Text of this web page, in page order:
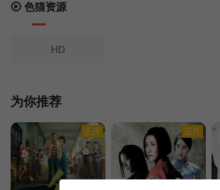
色猫资源
HD
为你推荐
正片 正片